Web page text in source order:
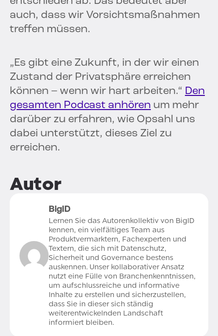
auch, dass wir Vorsichtsmaßnahmen
treffen müssen.
„Es gibt eine Zukunft, in der wir einen
Zustand der Privatsphäre erreichen
können – wenn wir hart arbeiten.“ Den
gesamten Podcast anhören um mehr
darüber zu erfahren, wie Opsahl uns
dabei unterstützt, dieses Ziel zu
erreichen.
Autor
BigID
Lernen Sie das Autorenkollektiv von BigID
kennen, ein vielfältiges Team aus
Produktvermarktern, Fachexperten und
Textern, die sich mit Datenschutz,
Sicherheit und Governance bestens
auskennen. Unser kollaborativer Ansatz
nutzt eine Fülle von Branchenkenntnissen,
um aufschlussreiche und informative
Inhalte zu erstellen und sicherzustellen,
dass Sie in dieser sich ständig
weiterentwickelnden Landschaft
informiert bleiben.